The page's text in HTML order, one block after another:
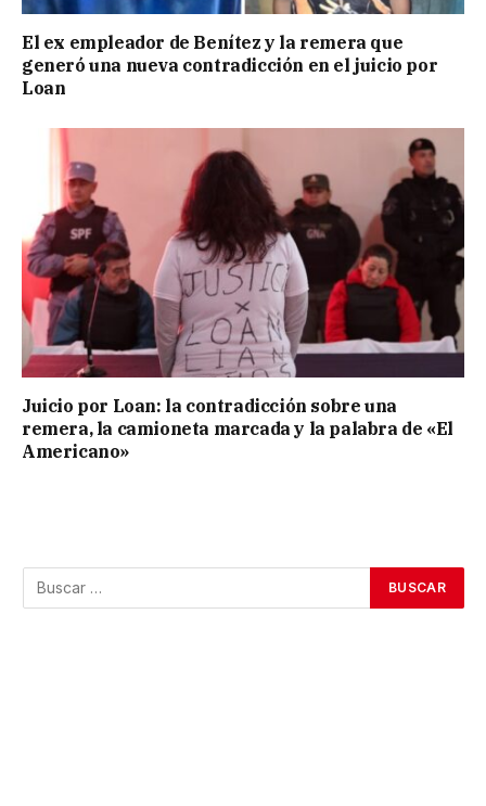
El ex empleador de Benítez y la remera que
generó una nueva contradicción en el juicio por
Loan
Juicio por Loan: la contradicción sobre una
remera, la camioneta marcada y la palabra de «El
Americano»